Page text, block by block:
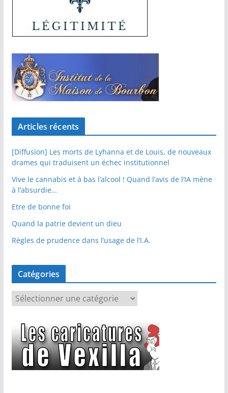
Articles récents
[Diffusion] Les morts de Lyhanna et de Louis, de nouveaux
drames qui traduisent un échec institutionnel
Vive le cannabis et à bas l’alcool ! Quand l’avis de l’IA mène
à l’absurdie…
Etre de bonne foi
Quand la patrie devient un dieu
Règles de prudence dans l’usage de l’I.A.
Catégories
a
é
g
o
r